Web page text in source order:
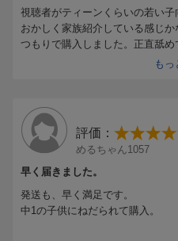
視聴者がティーンくらいの若い
おかしく家族紹介している感じ
つもりで購入しました。正直舐
な…なんて思いましたが、中古で
YouTubeでのパパの独創性ある
れる場面もあれば、パパの生い
れることもあり…。
そして、読んでいてとても共感
もたくさんありました。
悔しいですが手放すことなく本
す。
もっ
評価：
めるちゃん1057
早く届きました。
発送も、早く満足です。
中1の子供にねだられて購入。